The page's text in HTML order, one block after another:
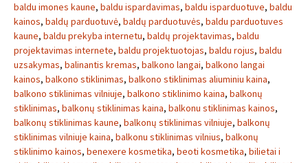
baldu imones kaune, baldu ispardavimas, baldu isparduotuve, baldu
kainos, baldų parduotuvė, baldų parduotuvės, baldu parduotuves
kaune, baldu prekyba internetu, baldų projektavimas, baldu
projektavimas internete, baldu projektuotojas, baldu rojus, baldu
uzsakymas, balinantis kremas, balkono langai, balkono langai
kainos, balkono stiklinimas, balkono stiklinimas aliuminiu kaina,
balkono stiklinimas vilniuje, balkono stiklinimo kaina, balkonų
stiklinimas, balkonų stiklinimas kaina, balkonu stiklinimas kainos,
balkonų stiklinimas kaune, balkonų stiklinimas vilniuje, balkonų
stiklinimas vilniuje kaina, balkonu stiklinimas vilnius, balkonų
stiklinimo kainos, benexere kosmetika, beoti kosmetika, bilietai i